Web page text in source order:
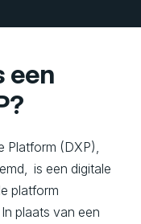
een
Platform (DXP),
is een digitale
platform
plaats van een